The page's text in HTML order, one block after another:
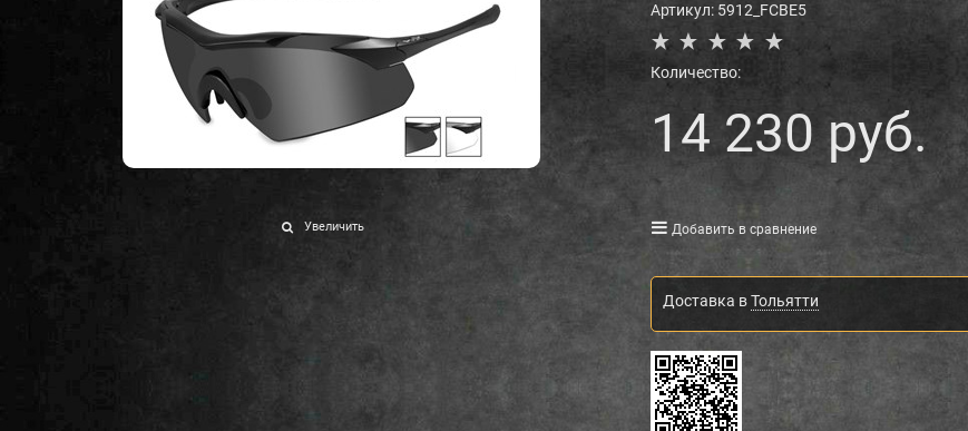
Увеличить
Артикул: 5912_FCBE5
Количество:
14 230 руб.
Добавить в сравнение
Доставка вТольятти